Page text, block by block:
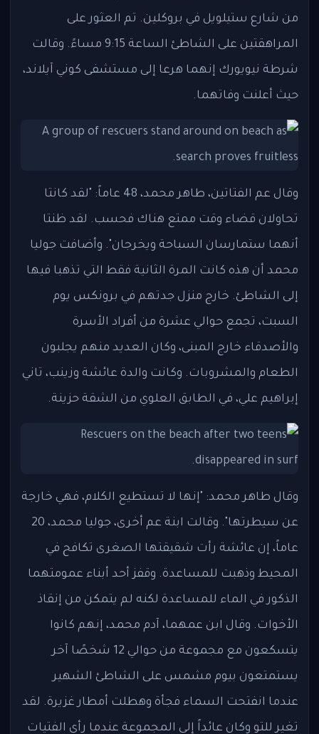
من شارع ستيلويل في بروكلين. تم العثور على
المراهقتين على الشاطئ الساعة 9:15 مساءً. وقالت
شرطة نيويورك إنهما هرعا إلى مستشفى كوني آيلاند،
حيث أعلنت وفاتهما.
وقال عم الفتاتين، طاهر محمد، 48 عاماً: "لقد كانتا
تحاولان قضاء وقت ممتع هناك فحسب. لقد ظنتا
أنهما ستمارسان السباحة ويخرجان". وأضافت جوليا
محمد أن هذه كانت المرة الثانية فقط التي تذهبا فيها
إلى الشاطئ. خارج منزل جدتهم في برونكس يوم
السبت، تجمع حوالي عشرة من أفراد الأسرة
والأصدقاء خارج المبنى، وكان العديد منهم يجلبون
الطعام والمشروبات. وكانت والدة عائشة وزينب، تاني
إبراهيم علي، في الطابق العلوي من الشقة حزينة.
وقال طاهر محمد: "إنها لا تستطيع الكلام، فهي خارجة
عن سيطرتها". وقالت ابنة عم أخرى، جوليا محمد، 20
عاماً، إن عائشة رأت شقيقتها الصغرى تكافح في
المحيط وذهبت للمساعدة. وقفز أحد أبناء عمومتهما
الذكور في الماء للمساعدة لكنه لم يتمكن من إنقاذ
الأخوات. وقال ابن عمهما، آدم محمد، إنهم كانوا
يتسكعون مع مجموعة من حوالي 12 شخصًا آخر
يستمتعون بيوم مشمس على الشاطئ الشهير
عندما انفتحت السماء فجأة وهطلت أمطار غزيرة. لقد
تغير للتو وكان عائداً إلى المجموعة عندما رأى الفتيات